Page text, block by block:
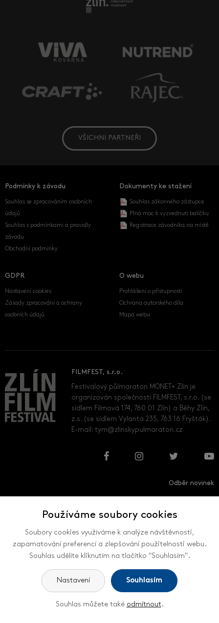
VŠICHNI PARTNEŘI
Podmínky k závodu
Souhlas se zpracováním osobních
údajů
Souhlas s podmínkami a pravidly
závodu
Obchodní podmínky
Dokumenty ke stažení
Souhlas zákonného zástupce
Plná moc k vyzvednutí balíčku
Registrace závodníka na místě
GDPR
Nastavení cookies
Zásady zpracování a ochrany
osobních údajů
O webu
Prohlášení o přístupnosti
Ochrana autorského díla
Mapa webu
FILMFEST, s.r.o.
Festivalový půlmaraton MONET+ Zlín je
organizován společností FILMFEST, s.r.o. (se
sídlem Filmová 174, 760 01 Zlín) a Běhy Zlín,
z.s. (se sídlem Vylanta 235, 763 16 Fryšták).
E-mail:tym@zlinskypulmaraton.cz
Odběr novinek
VŠECHNY KONTAKTY
Používáme soubory cookies
Soubory cookies využíváme k analýze návštěvnosti,
zapamatování preferencí a zlepšování použitelnosti webu.
Souhlas udělíte kliknutím na tlačítko "Souhlasím".
Nastavení Souhlasím
Souhlas můžete také odmítnout.